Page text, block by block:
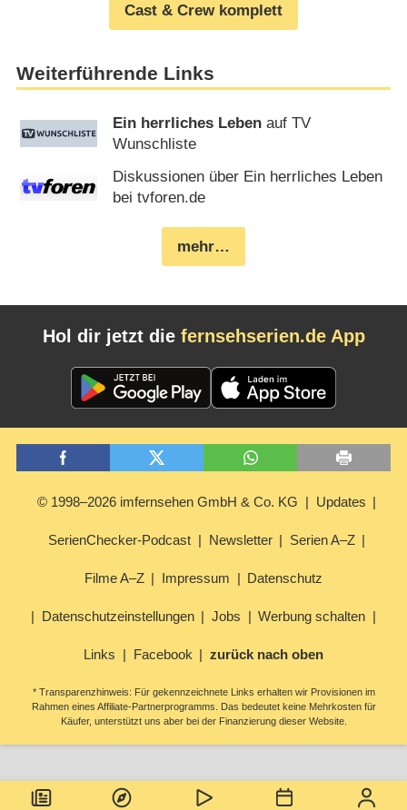
Cast & Crew komplett
Weiterführende Links
Ein herrliches Leben auf TV
Wunschliste
Diskussionen über Ein herrliches Leben
bei tvforen.de
mehr…
Hol dir jetzt die fernsehserien.de App
© 1998–2026 imfernsehen GmbH & Co. KG Updates
SerienChecker-Podcast Newsletter Serien A–Z
Filme A–Z Impressum Datenschutz
Datenschutzeinstellungen Jobs Werbung schalten
Links Facebook zurück nach oben
* Transparenzhinweis: Für gekennzeichnete Links erhalten wir Provisionen im
Rahmen eines Affiliate-Partnerprogramms. Das bedeutet keine Mehrkosten für
Käufer, unterstützt uns aber bei der Finanzierung dieser Website.